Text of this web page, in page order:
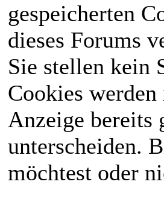
gespeicherten
dieses Forums
Sie stellen kein
Cookies
Anzeige bereits
unterscheiden.
möchtest oder